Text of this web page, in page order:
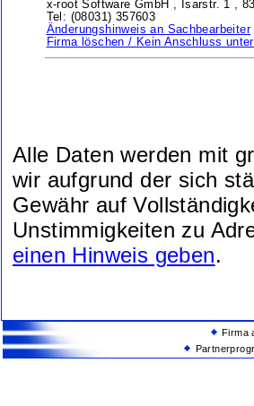
x-root Software GmbH ,
Isarstr. 1 ,
Tel: (08031) 357603
Änderungshinweis an Sachbearbeiter
Firma löschen / Kein Anschluss
Alle Daten werden mit
wir aufgrund der sich
Gewähr auf
Unstimmigkeiten zu
einen Hinweis geben.
Firma